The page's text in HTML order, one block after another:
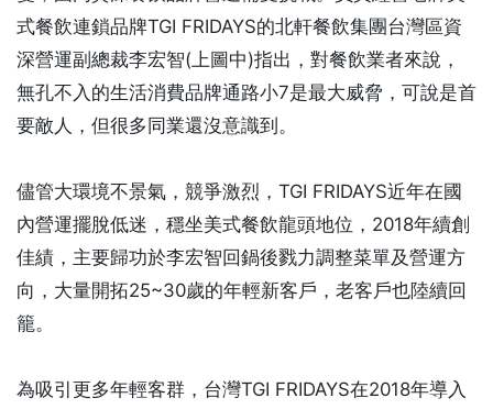
式餐飲連鎖品牌TGI FRIDAYS的北軒餐飲集團台灣區資
深營運副總裁李宏智(上圖中)指出，對餐飲業者來說，
無孔不入的生活消費品牌通路小7是最大威脅，可說是首
要敵人，但很多同業還沒意識到。
儘管大環境不景氣，競爭激烈，TGI FRIDAYS近年在國
內營運擺脫低迷，穩坐美式餐飲龍頭地位，2018年續創
佳績，主要歸功於李宏智回鍋後戮力調整菜單及營運方
向，大量開拓25~30歲的年輕新客戶，老客戶也陸續回
籠。
為吸引更多年輕客群，台灣TGI FRIDAYS在2018年導入